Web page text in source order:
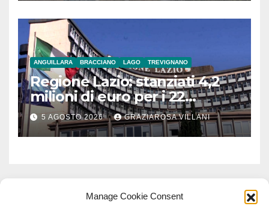
Manage Cookie Consent
ANGUILLARA BRACCIANO LAGO TREVIGNANO
Regione Lazio: stanziati 4,2
milioni di euro per i 22
Comuni dell’Etruria
Meridionale
5 AGOSTO 2026 GRAZIAROSA VILLANI